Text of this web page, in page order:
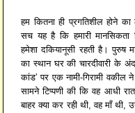
हम कितना ही प्रगतिशील होने
सच यह है कि हमारी मानसिकता
हमेशा दकियानूसी रहती है। पुरुष
का स्थान घर की चारदीवारी के
कांड’ पर एक नामी-गिरामी वकील
सामने टिप्पणी की कि वह आधी
बाहर क्या कर रही थी, वह माँ थी,